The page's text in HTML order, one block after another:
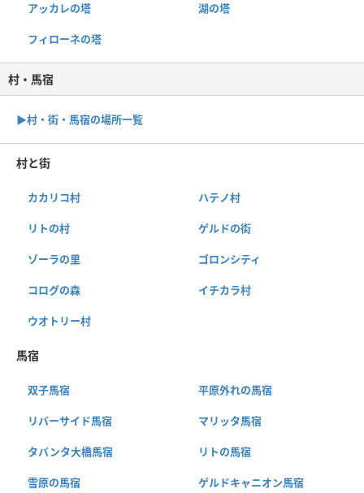
アッカレの塔 湖の塔
フィローネの塔
村・馬宿
▶︎村・街・馬宿の場所一覧
村と街
カカリコ村 ハテノ村
リトの村 ゲルドの街
ゾーラの里 ゴロンシティ
コログの森 イチカラ村
ウオトリー村
馬宿
双子馬宿 平原外れの馬宿
リバーサイド馬宿 マリッタ馬宿
タバンタ大橋馬宿 リトの馬宿
雪原の馬宿 ゲルドキャニオン馬宿